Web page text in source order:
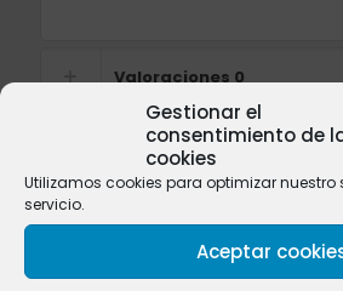
Gestionar el
consentimiento de
cookies
Utilizamos cookies para optimizar nuestro
servicio.
Aceptar
Valoraciones0
Productos